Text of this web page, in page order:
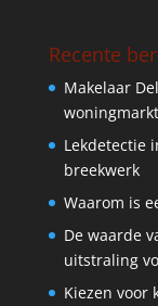
Recente
Makelaar
Lekdetectie
breekwerk
Waarom is
De waarde
uitstraling
Kiezen voor